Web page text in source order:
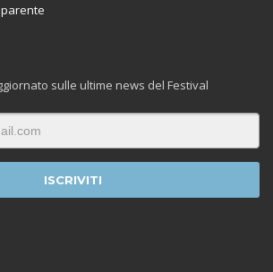
sulle ultime news del Festival